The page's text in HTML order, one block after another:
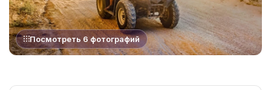
Посмотреть 6 фотографий